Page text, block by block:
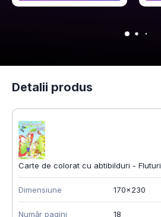
Detalii produs
Carte de colorat cu abtibilduri - Fluturi
Dimensiune 170x230
Număr pagini 18